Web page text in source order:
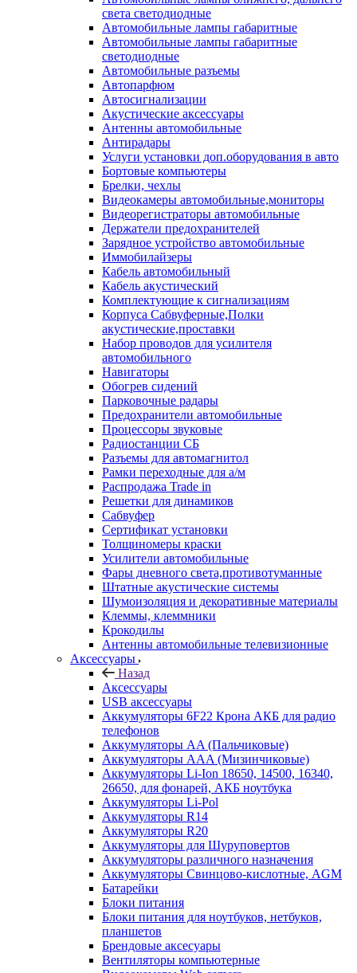
света светодиодные
Автомобильные лампы габаритные
Автомобильные лампы габаритные
светодиодные
Автомобильные разъемы
Автопарфюм
Автосигнализации
Акустические аксессуары
Антенны автомобильные
Антирадары
Услуги установки доп.оборудования в авто
Бортовые компьютеры
Брелки, чехлы
Видеокамеры автомобильные,мониторы
Видеорегистраторы автомобильные
Держатели предохранителей
Зарядное устройство автомобильные
Иммобилайзеры
Кабель автомобильный
Кабель акустический
Комплектующие к сигнализациям
Корпуса Сабвуферные,Полки
акустические,проставки
Набор проводов для усилителя
автомобильного
Навигаторы
Обогрев сидений
Парковочные радары
Предохранители автомобильные
Процессоры звуковые
Радиостанции СБ
Разъемы для автомагнитол
Рамки переходные для а/м
Распродажа Trade in
Решетки для динамиков
Сабвуфер
Сертификат установки
Толщиномеры краски
Усилители автомобильные
Фары дневного света,противотуманные
Штатные акустические системы
Шумоизоляция и декоративные материалы
Клеммы, клеммники
Крокодилы
Антенны автомобильные телевизионные
Аксессуары
Назад
Аксессуары
USB аксессуары
Аккумуляторы 6F22 Крона АКБ для радио
телефонов
Аккумуляторы AA (Пальчиковые)
Аккумуляторы AAA (Мизинчиковые)
Аккумуляторы Li-Ion 18650, 14500, 16340,
26650, для фонарей, АКБ ноутбука
Аккумуляторы Li-Pol
Аккумуляторы R14
Аккумуляторы R20
Аккумуляторы для Шуруповертов
Аккумуляторы различного назначения
Аккумуляторы Свинцово-кислотные, AGM
Батарейки
Блоки питания
Блоки питания для ноутбуков, нетбуков,
планшетов
Брендовые аксесуары
Вентиляторы компьютерные